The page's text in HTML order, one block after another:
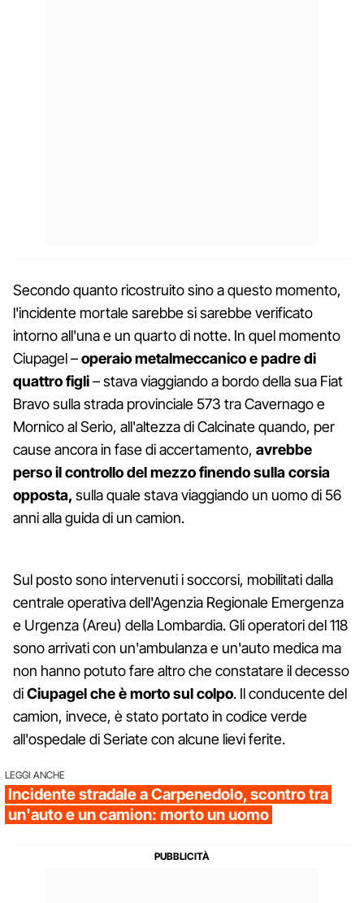
Secondo quanto ricostruito sino a questo momento,
l'incidente mortale sarebbe si sarebbe verificato
intorno all'una e un quarto di notte. In quel momento
Ciupagel –operaio metalmeccanico e padre di
quattro figli– stava viaggiando a bordo della sua Fiat
Bravo sulla strada provinciale 573 tra Cavernago e
Mornico al Serio, all'altezza di Calcinate quando, per
cause ancora in fase di accertamento, avrebbe
perso il controllo del mezzo finendo sulla corsia
opposta, sulla quale stava viaggiando un uomo di 56
anni alla guida di un camion.
Sul posto sono intervenuti i soccorsi, mobilitati dalla
centrale operativa dell'Agenzia Regionale Emergenza
e Urgenza (Areu) della Lombardia. Gli operatori del 118
sono arrivati con un'ambulanza e un'auto medica ma
non hanno potuto fare altro che constatare il decesso
diCiupagel che è morto sul colpo. Il conducente del
camion, invece, è stato portato in codice verde
all'ospedale di Seriate con alcune lievi ferite.
LEGGI ANCHE
Incidente stradale a Carpenedolo, scontro tra
un'auto e un camion: morto un uomo